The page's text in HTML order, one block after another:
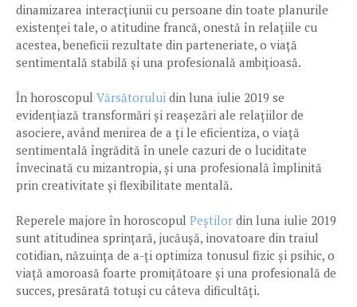
dinamizarea interacțiunii cu persoane din toate planurile
existenței tale, o atitudine francă, onestă în relațiile cu
acestea, beneficii rezultate din parteneriate, o viață
sentimentală stabilă și una profesională ambițioasă.
În horoscopul Vărsătorului din luna iulie 2019 se
evidențiază transformări și reașezări ale relațiilor de
asociere, având menirea de a ți le eficientiza, o viață
sentimentală îngrădită în unele cazuri de o luciditate
învecinată cu mizantropia, și una profesională împlinită
prin creativitate și flexibilitate mentală.
Reperele majore în horoscopul Peștilor din luna iulie 2019
sunt atitudinea sprințară, jucăușă, inovatoare din traiul
cotidian, năzuința de a-ți optimiza tonusul fizic și psihic, o
viață amoroasă foarte promițătoare și una profesională de
succes, presărată totuși cu câteva dificultăți.